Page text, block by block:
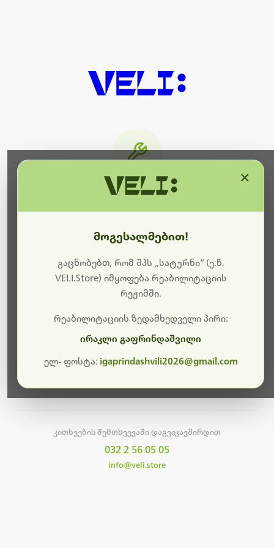
ბოდიშს გიხდით შეფერხებისთვის. ამჟამად
მიმდინარეობს საიტის განახლება და ტექნიკური
სამუშაოები.
მალე ისევ ხელმისაწვდომი იქნება. გმადლობთ
კითხვების შემთხვევაში დაგვიკავშირდით
032 2 56 05 05
info@veli.store
მოგესალმებით!
გაცნობებთ, რომ შპს „სატურნი“ (ე.წ.
VELI.Store) იმყოფება რეაბილიტაციის
რეჟიმში.
რეაბილიტაციის ზედამხედველი პირი:
ირაკლი გაფრინდაშვილი
ელ- ფოსტა: igaprindashvili2026@gmail.com
×